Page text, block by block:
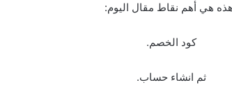
هي أهم نقاط مقال اليوم:
كود الخصم.
ثم انشاء حساب.